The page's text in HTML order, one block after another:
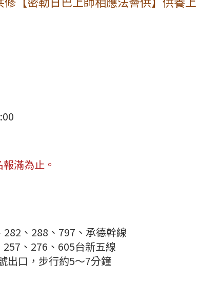
滿為止。
、288、797、承德幹線
、276、605台新五線
出口，步行約5～7分鐘